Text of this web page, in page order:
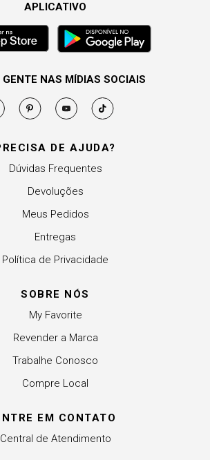
DE AJUDA?
Dúvidas Frequentes
Devoluções
Meus Pedidos
Entregas
Política de Privacidade
SOBRE NÓS
My Favorite
Revender a Marca
Trabalhe Conosco
Compre Local
EM CONTATO
Central de Atendimento
APLICATIVO
NAS MÍDIAS SOCIAIS